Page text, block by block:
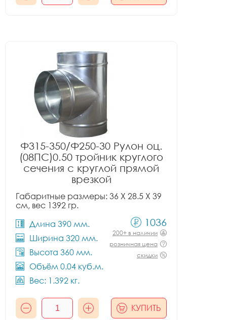
Ф315-350/Ф250-30 Рулон оц.
(08ПС)0.50 тройник круглого
сечения с круглой прямой
врезкой
Габаритные размеры: 36 X 28.5 X 39
см, вес 1392 гр.
Длина 390 мм.
Ширина 320 мм.
Высота 360 мм.
Объём 0.04 куб.м.
Вес: 1.392 кг.
1036
200+ в наличии
розничная цена
скидки
КУПИТЬ